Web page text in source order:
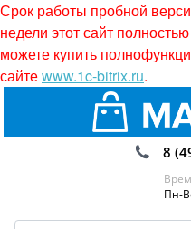
Срок работы пробной
недели этот сайт
можете купить
сайтеwww.1c-bitrix.ru.
8
Пн-